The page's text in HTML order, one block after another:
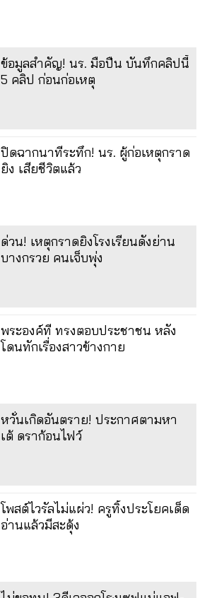
ข้อมูลสำคัญ! นร. มือปืน บันทึกคลิปนี้
5 คลิป ก่อนก่อเหตุ
ปิดฉากนาทีระทึก! นร. ผู้ก่อเหตุกราด
ยิง เสียชีวิตแล้ว
ด่วน! เหตุกราดยิงโรงเรียนดังย่าน
บางกรวย คนเจ็บพุ่ง
พระองค์ที ทรงตอบประชาชน หลัง
โดนทักเรื่องสาวข้างกาย
หวั่นเกิดอันตราย! ประกาศตามหา
เต้ ดราก้อนไฟว์
โพสต์ไวรัลไม่แผ่ว! ครูทิ้งประโยคเด็ด
อ่านแล้วมีสะดุ้ง